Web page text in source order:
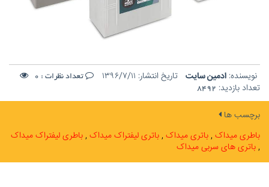
نویسنده: ادمین سایت تاریخ انتشار: ۱۳۹۶/۷/۱۱ تعداد نظرات : 0
تعداد بازدید: 8492
برچسب ها
باطری میداک باتری میداک باتری لیفتراک میداک باطری لیفتراک میداک
باتری های سربی میداک